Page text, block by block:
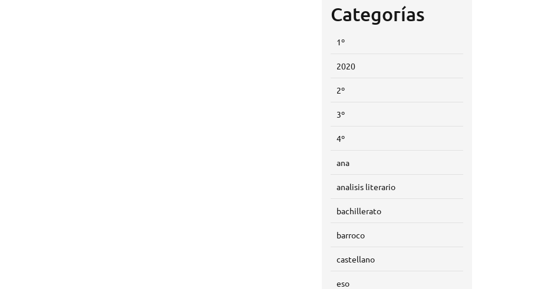
Categorías
1º
2020
2º
3º
4º
ana
analisis literario
bachillerato
barroco
castellano
eso